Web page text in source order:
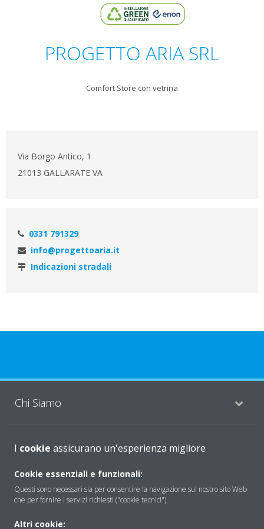
PROGETTO ARIA SRL
Comfort Store con vetrina
Via Borgo Antico, 1
21013 GALLARATE VA
0331 791329
info@progettoaria.it
Indicazioni stradali
Chi Siamo
Soluzioni
Contattaci
I cookie assicurano un'esperienza migliore
Cookie essenziali e funzionali:
Questi sono necessari sia per consentire la navigazione sul nostro sito Web
che per fornire i servizi richiesti ("cookie tecnici").
Altri cookie: